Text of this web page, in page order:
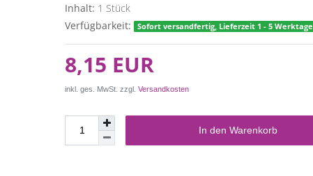
Inhalt: 1 Stück
Verfügbarkeit:
Sofort versandfertig, Lieferzeit 1 - 5 Werktage
8,15 EUR
inkl. ges. MwSt. zzgl.Versandkosten
In den Warenkorb